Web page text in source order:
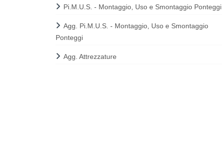
Pi.M.U.S. - Montaggio, Uso e Smontaggio Ponteggi
Agg. Pi.M.U.S. - Montaggio, Uso e Smontaggio
Ponteggi
Agg. Attrezzature